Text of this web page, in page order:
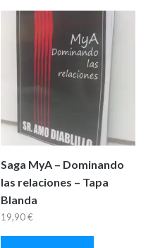
Saga MyA – Dominando
las relaciones – Tapa
Blanda
19,90€